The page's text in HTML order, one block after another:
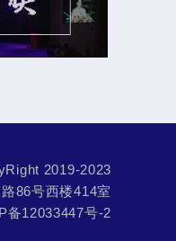
2019-2023
86号西楼414室
备12033447号-2